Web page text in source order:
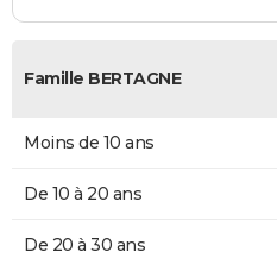
Famille BERTAGNE
Moins de 10 ans
De 10 à 20 ans
De 20 à 30 ans